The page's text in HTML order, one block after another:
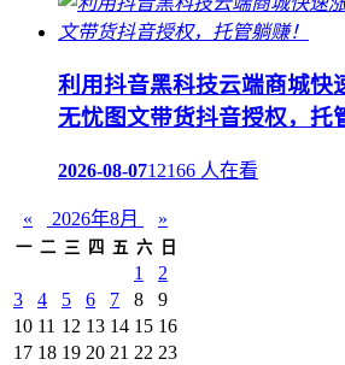
利用抖音黑科技云端商城快
无忧图文带货抖音授权，托
2026-08-0712166 人在看
« 2026年8月 »
一 二 三 四 五 六 日
1
2
3
4 5 6 7 8
9
10 11 12 13 14 15 16
17 18 19 20 21 22 23